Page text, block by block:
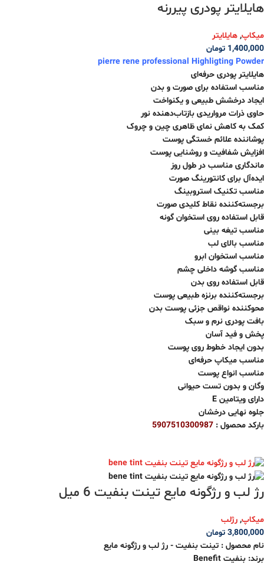
هایلایتر پودری پیررنه
میکاپ, هایلایتر
1,400,000 تومان
pierre rene professional Highligting Powder
هایلایتر پودری حرفه‌ای
مناسب استفاده برای صورت و بدن
ایجاد درخشش طبیعی و یکنواخت
حاوی ذرات مرواریدی بازتاب‌دهنده نور
کمک به کاهش نمای ظاهری چین و چروک
پوشاننده علائم خستگی پوست
افزایش شفافیت و روشنایی پوست
ماندگاری مناسب در طول روز
ایده‌آل برای کانتورینگ صورت
مناسب تکنیک استروبینگ
برجسته‌کننده نقاط کلیدی صورت
قابل استفاده روی استخوان گونه
مناسب تیغه بینی
مناسب بالای لب
مناسب استخوان ابرو
مناسب گوشه داخلی چشم
قابل استفاده روی بدن
برجسته‌کننده برنزه طبیعی پوست
محوکننده نواقص جزئی پوست بدن
بافت پودری نرم و سبک
پخش و فید آسان
بدون ایجاد خطوط روی پوست
مناسب میکاپ حرفه‌ای
مناسب انواع پوست
وگان و بدون تست حیوانی
دارای ویتامین E
جلوه نهایی درخشان
بارکد محصول : 5907510300987
رژ لب و رژگونه مایع تینت بنفیت 6 میل
میکاپ, رژلب
3,800,000 تومان
نام محصول : تینت بنفیت - رژ لب و رژگونه مایع
برند: بنفیت Benefit